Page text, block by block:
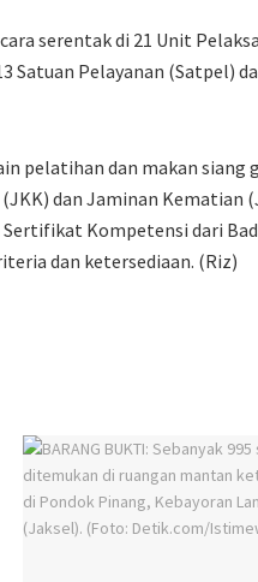
serentak di 21 Unit
Satuan Pelayanan (Satpel)
pelatihan dan makan siang
dan Jaminan Kematian
Kompetensi dari
dan ketersediaan. (Riz)